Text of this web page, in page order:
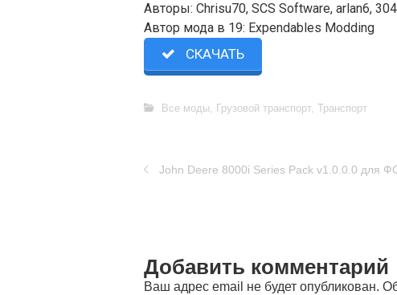
Авторы: Chrisu70, SCS Software, arlan6,
Автор мода в 19: Expendables Modding
СКАЧАТЬ
Все моды, Грузовой транспорт, Транспорт
John Deere 8000i Series Pack v1.0.0.0 для
Добавить комментарий
Ваш адрес email не будет опубликован.